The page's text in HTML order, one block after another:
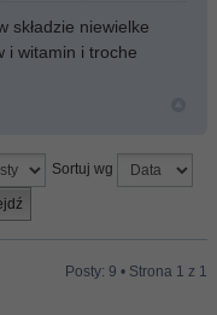
składzie niewielke
i witamin i troche
Sortuj wg
Posty: 9 • Strona 1 z 1